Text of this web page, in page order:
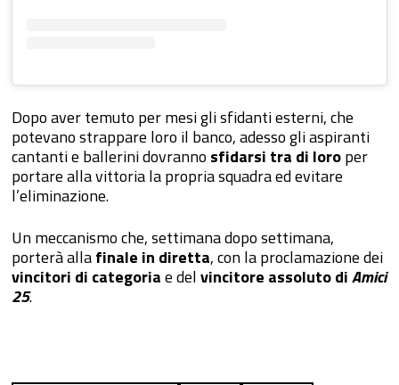
Dopo aver temuto per mesi gli sfidanti esterni, che
potevano strappare loro il banco, adesso gli aspiranti
cantanti e ballerini dovranno sfidarsi tra di loroper
portare alla vittoria la propria squadra ed evitare
l’eliminazione.
Un meccanismo che, settimana dopo settimana,
porterà allafinale in diretta, con la proclamazione dei
vincitori di categoriae delvincitore assoluto diAmici
25.